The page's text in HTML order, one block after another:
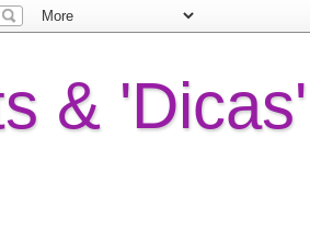
& 'Dicas'